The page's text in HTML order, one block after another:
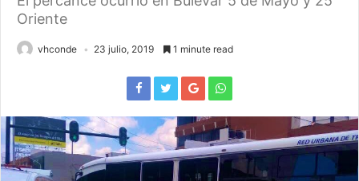
Oriente
vhconde 23 julio, 2019 1 minute read